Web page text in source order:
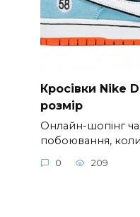
Кросівки Nike
розмір
Онлайн-шопінг
побоювання,
0 209